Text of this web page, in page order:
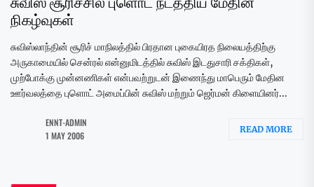
நிகழ்வுகள்
சுவிஸ்லாந்தின் சூரிச் மாநிலத்தில் பிரதான புகையிரத நிலையத்திற்கு
அருகாமையில் சென்ரல் என்னுமிடத்தில் சுவிஸ் இடதுசாரி சக்திகள்,
முற்போக்கு முன்னணிகள் என்பவற்றுடன் இணைந்து மாபெரும் மேதின
ஊர்வலத்தை புளொட் அமைப்பின் சுவிஸ் மற்றும் ஜெர்மன் கிளையினர்...
ENNT-ADMIN
1 MAY 2006
READ MORE